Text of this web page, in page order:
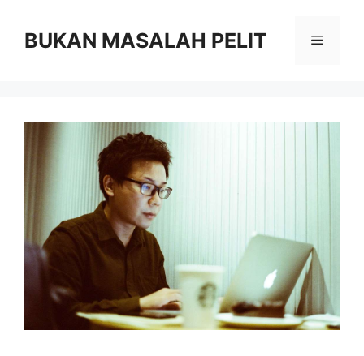
contentBUKAN MASALAH PELIT Menu